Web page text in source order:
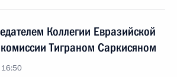
Коллегии Евразийской
Тиграном Саркисяном
16:50